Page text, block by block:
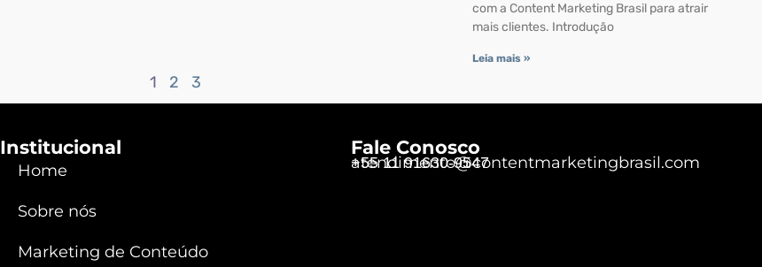
com a Content Marketing Brasil para atrair
mais clientes. Introdução
Leia mais »
1 2 3
Institucional
Home
Sobre nós
Marketing de Conteúdo
Fale Conosco
+55 11 91630-9547
atendimento@contentmarketingbrasil.com